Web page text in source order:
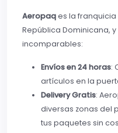
Aeropaqes la
República Dominicana,
incomparables:
Envíos en 24 horas:
artículos en la
Delivery Gratis:
diversas zonas del
tus paquetes sin